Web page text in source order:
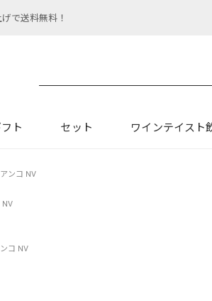
で送料無料！
ト セット ワインテイスト
ンコ NV
NV
コ NV